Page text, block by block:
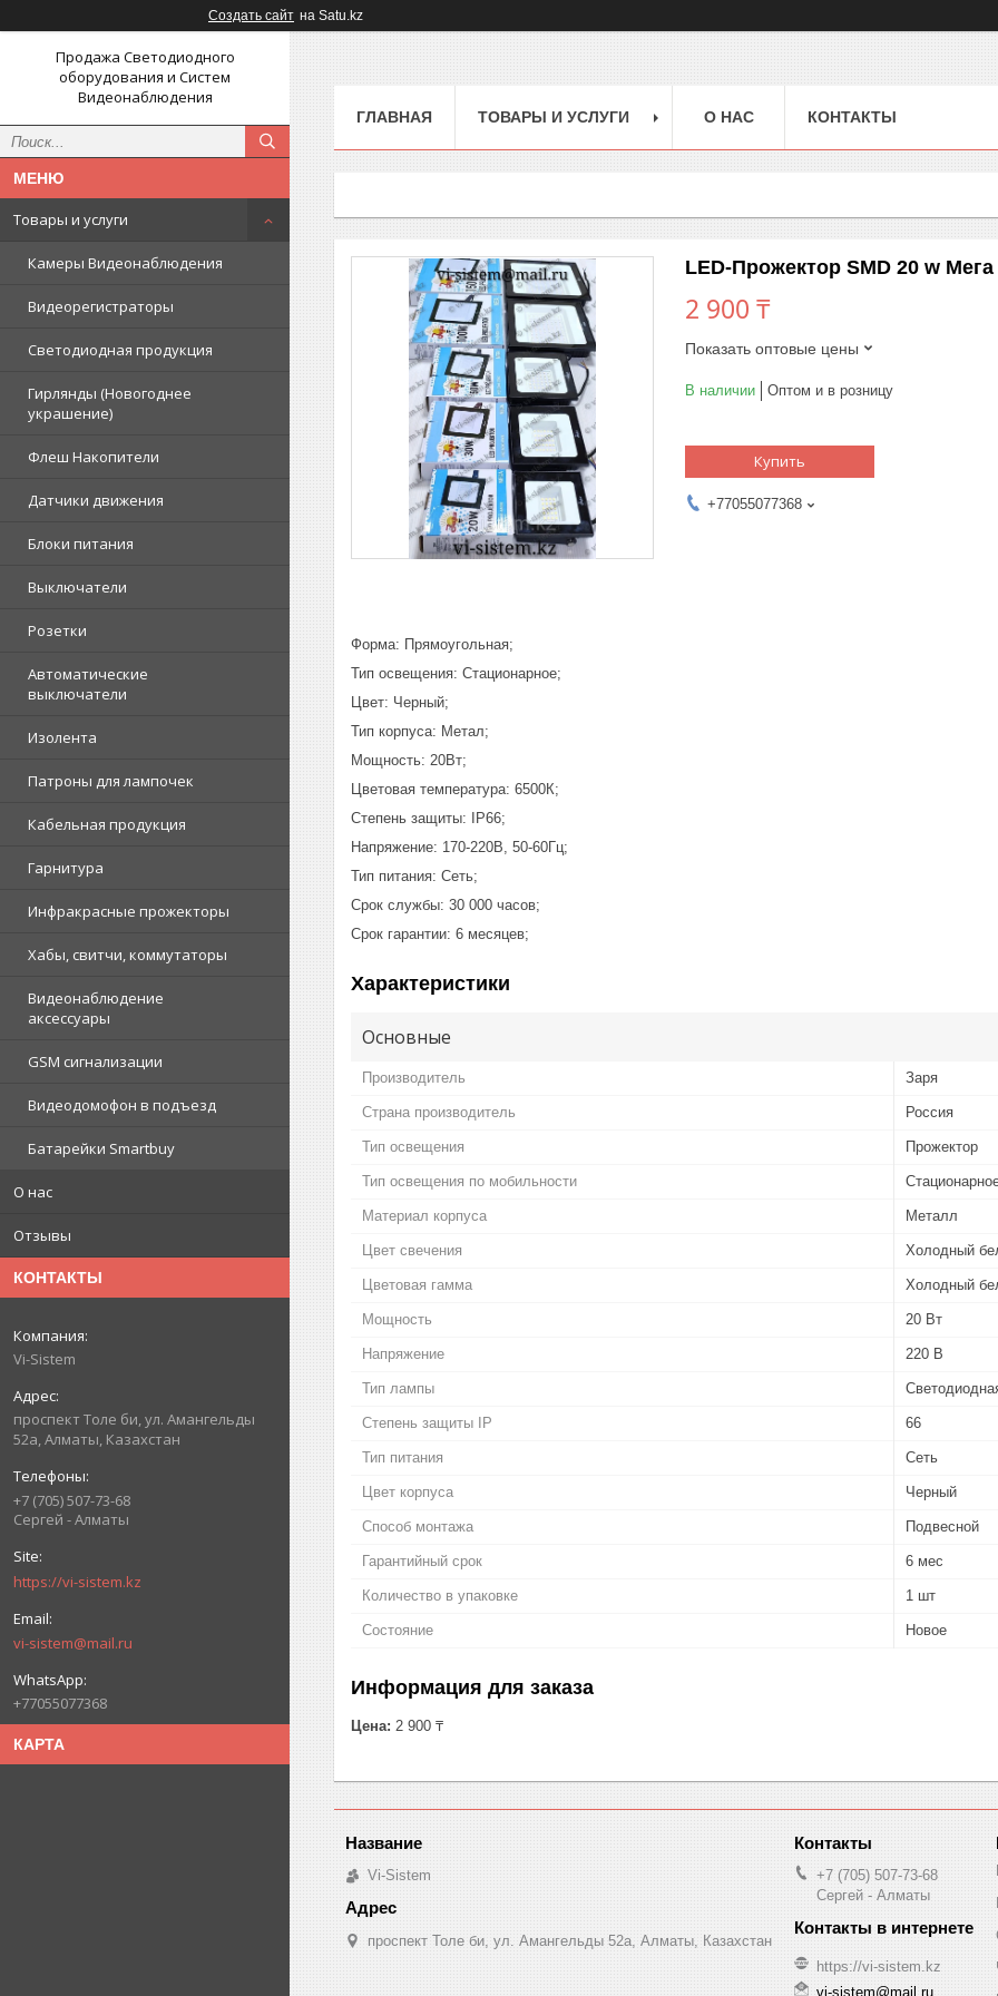
Создать сайт на Satu.kz
Продажа Светодиодного
оборудования и Систем
Видеонаблюдения
Товары и услуги
Камеры Видеонаблюдения
Видеорегистраторы
Светодиодная продукция
Гирлянды (Новогоднее
украшение)
Флеш Накопители
Датчики движения
Блоки питания
Выключатели
Розетки
Автоматические
выключатели
Изолента
Патроны для лампочек
Кабельная продукция
Гарнитура
Инфракрасные прожекторы
Хабы, свитчи, коммутаторы
Видеонаблюдение
аксессуары
GSM сигнализации
Видеодомофон в подъезд
Батарейки Smartbuy
О нас
Отзывы
КОНТАКТЫ
Vi-Sistem
проспект Толе би, ул. Амангельды
52а, Алматы, Казахстан
+7 (705) 507-73-68
Сергей - Алматы
https://vi-sistem.kz
vi-sistem@mail.ru
+77055077368
КАРТА
ГЛАВНАЯ ТОВАРЫ И УСЛУГИ О НАС КОНТАКТЫ
LED-Прожектор SMD 20 w
2 900 ₸
Показать оптовые цены
В наличии Оптом и в розницу
Купить
+77055077368
Форма:
Тип освещения:
Цвет: Черный;
Тип корпуса: Метал;
Мощность:
Цветовая температура:
Степень защиты: IP66;
Напряжение: 170-220В, 50-
Тип питания: Сеть;
Срок службы: 30 000 часов;
Срок гарантии: 6 месяцев;
Характеристики
Основные
Производитель Заря
Страна производитель Россия
Тип освещения Прожектор
Тип освещения по мобильности
Материал корпуса Металл
Цвет свечения Холодный
Цветовая гамма Холодный
Мощность 20 Вт
Напряжение 220 В
Тип лампы
Степень защиты IP 66
Тип питания Сеть
Цвет корпуса Черный
Способ монтажа Подвесной
Гарантийный срок 6 мес
Количество в упаковке 1 шт
Состояние Новое
Информация для заказа
Цена: 2 900 ₸
Vi-Sistem
проспект Толе би, ул. Амангельды 52а, Алматы, Казахстан
+7 (705) 507-73-68
Сергей - Алматы
https://vi-sistem.kz
vi-sistem@mail.ru